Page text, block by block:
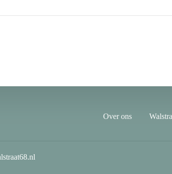
Over ons